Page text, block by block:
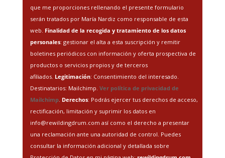
que me proporciones rellenando el presente formulario
serán tratados por María Nardiz como responsable de esta
web. Finalidad de la recogida y tratamiento de los datos
personales: gestionar el alta a esta suscripción y remitir
boletines periódicos con información y oferta prospectiva de
productos o servicios propios y de terceros
afiliados. Legitimación: Consentimiento del interesado.
Destinatarios: Mailchimp. Ver política de privacidad de
Mailchimp. Derechos: Podrás ejercer tus derechos de acceso,
rectificación, limitación y suprimir los datos en
info@rewildingdrum.com así como el derecho a presentar
una reclamación ante una autoridad de control. Puedes
consultar la información adicional y detallada sobre